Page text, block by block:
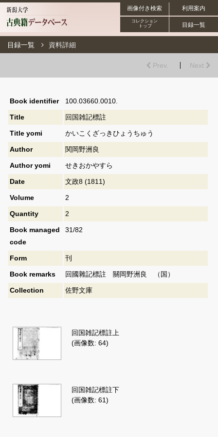
利用案内
画像付き検索
目録一覧
コレクション
トップ
目録一覧 資料詳細
Prev. Next
Book identifier 100.03660.0010.
Title 回国雑記標註
Title yomi かいこくざっきひょうちゅう
Author 関岡野洲良
Author yomi せきおかやすら
Date 文政8 (1811)
Volume 2
Quantity 2
Book managed
code
31/82
Form 刊
Book remarks 回國雜記標註 關岡野洲良 （国）
Collection 佐野文庫
回国雑記標註上
(画像数: 64)
回国雑記標註下
(画像数: 61)